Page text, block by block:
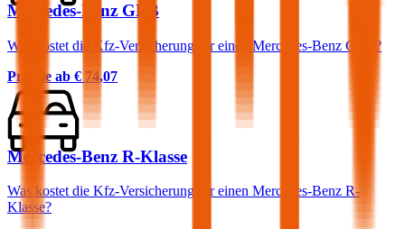
Mercedes-Benz GLB
Was kostet die Kfz-Versicherung für einen Mercedes-Benz GLB?
Prämie ab € 74,07
Mercedes-Benz R-Klasse
Was kostet die Kfz-Versicherung für einen Mercedes-Benz R-
Klasse?